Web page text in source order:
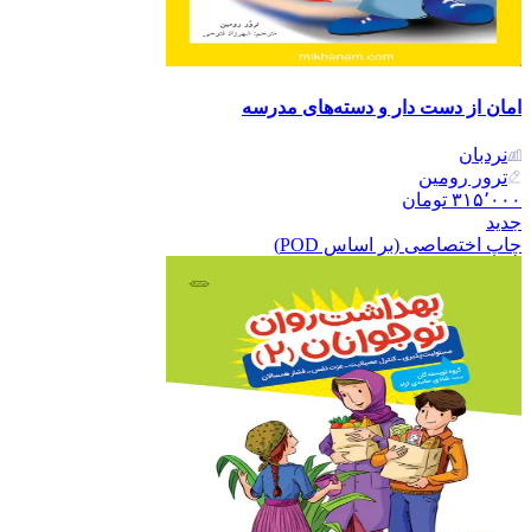
امان از دست دار و دسته‌های مدرسه
نردبان
ترور رومین
۳۱۵٬۰۰۰ تومان
جدید
چاپ اختصاصی (بر اساس POD)